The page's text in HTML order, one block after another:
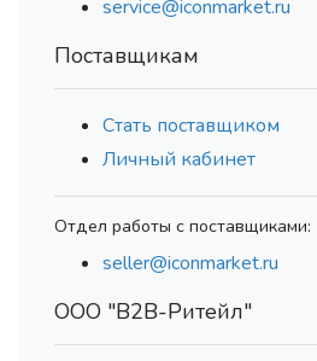
service@iconmarket.ru
Поставщикам
Стать поставщиком
Личный кабинет
Отдел работы с поставщиками:
seller@iconmarket.ru
ООО "В2В-Ритейл"